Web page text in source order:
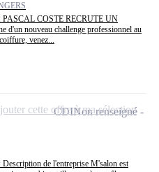
COSTE RECRUTE UN
d'un nouveau challenge professionnel au
venez...
de l'entreprise M'salon est
CDINon renseigné
cette offre à ma sélection